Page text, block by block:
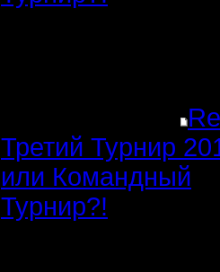
Третий Турнир
или Командный
Турнир?!